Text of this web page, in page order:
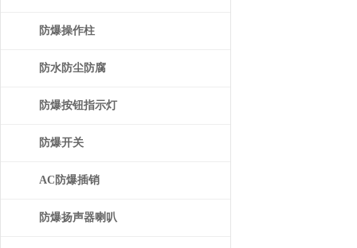
防爆操作柱
防水防尘防腐
防爆按钮指示灯
防爆开关
AC防爆插销
防爆扬声器喇叭